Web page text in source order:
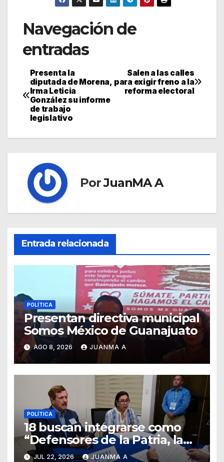
Navegación de
entradas
Salen a las calles
para exigir freno a la
reforma electoral
Presenta la
diputada de Morena,
Irma Leticia
González su informe
de trabajo
legislativo
PorJuanMA A
Entrada relacionada
POLÍTICA
Presentan directiva municipal
Somos México de Guanajuato
AGO 8, 2026 JUANMA A
POLÍTICA
18 buscan integrarse como
“Defensores de la Patria, la
Familia y la Libertad”
JUL 22, 2026 JUANMA A